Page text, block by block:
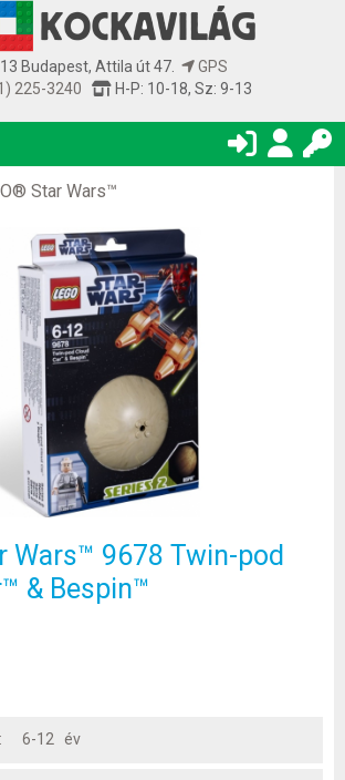
Budapest, Attila út 47.
GPS
225-3240
H-P: 10-18, Sz: 9-13
Star Wars™
Wars™ 9678 Twin-pod
& Bespin™
6-12 év